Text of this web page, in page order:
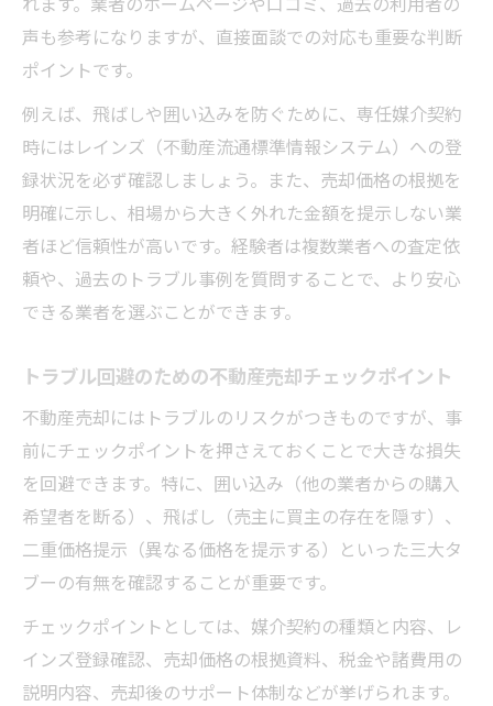
声も参考になりますが、直接面談での対応も重要な判断
ポイントです。
例えば、飛ばしや囲い込みを防ぐために、専任媒介契約
時にはレインズ（不動産流通標準情報システム）への登
録状況を必ず確認しましょう。また、売却価格の根拠を
明確に示し、相場から大きく外れた金額を提示しない業
者ほど信頼性が高いです。経験者は複数業者への査定依
頼や、過去のトラブル事例を質問することで、より安心
できる業者を選ぶことができます。
トラブル回避のための不動産売却チェックポイント
不動産売却にはトラブルのリスクがつきものですが、事
前にチェックポイントを押さえておくことで大きな損失
を回避できます。特に、囲い込み（他の業者からの購入
希望者を断る）、飛ばし（売主に買主の存在を隠す）、
二重価格提示（異なる価格を提示する）といった三大タ
ブーの有無を確認することが重要です。
チェックポイントとしては、媒介契約の種類と内容、レ
インズ登録確認、売却価格の根拠資料、税金や諸費用の
説明内容、売却後のサポート体制などが挙げられます。